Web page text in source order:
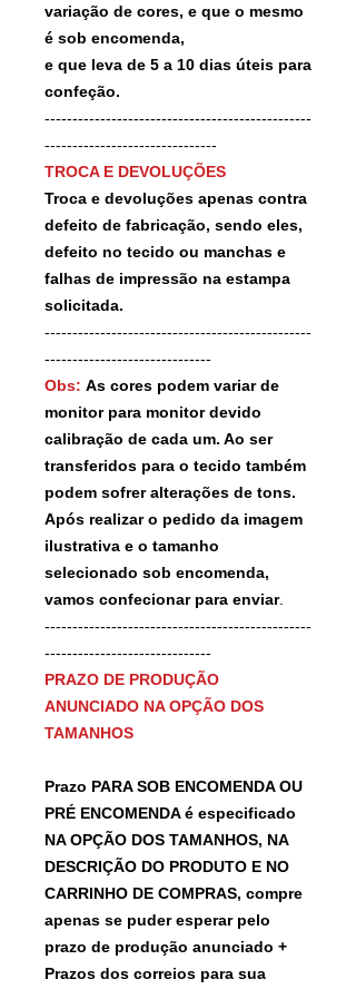
variação de cores, e que o mesmo
é sob encomenda,
e que leva de 5 a 10 dias úteis para
confeção.
------------------------------------------------
-------------------------------
TROCA E DEVOLUÇÕES
Troca e devoluções apenas contra
defeito de fabricação, sendo eles,
defeito no tecido ou manchas e
falhas de impressão na estampa
solicitada.
------------------------------------------------
------------------------------
Obs: As cores podem variar de
monitor para monitor devido
calibração de cada um. Ao ser
transferidos para o tecido também
podem sofrer alterações de tons.
Após realizar o pedido da imagem
ilustrativa e o tamanho
selecionado sob encomenda,
vamos confecionar para enviar.
------------------------------------------------
------------------------------
PRAZO DE PRODUÇÃO
ANUNCIADO NA OPÇÃO DOS
TAMANHOS
Prazo PARA SOB ENCOMENDA OU
PRÉ ENCOMENDA é especificado
NA OPÇÃO DOS TAMANHOS, NA
DESCRIÇÃO DO PRODUTO E NO
CARRINHO DE COMPRAS, compre
apenas se puder esperar pelo
prazo de produção anunciado +
Prazos dos correios para sua